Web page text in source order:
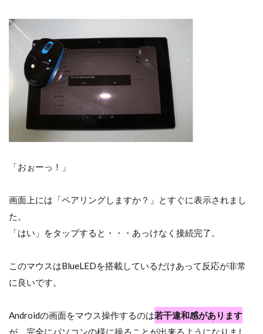
「おぉーっ！」
画面上には「ペアリングしますか？」とすぐに表示されまし
た。
「はい」をタップすると・・・あっけなく接続完了。
このマウスはBlueLEDを搭載しているだけあって反応が非常
に良いです。
Androidの画面をマウス操作するのは若干違和感があります
が、完全にパソコンの様に操ることが出来るようになりまし